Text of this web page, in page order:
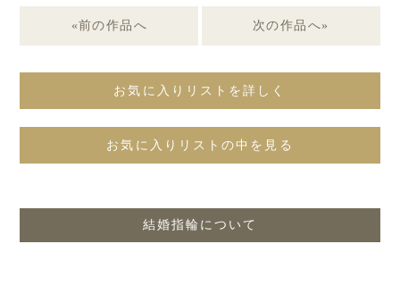
«前の作品へ 次の作品へ»
お気に入りリストを詳しく
お気に入りリストの中を見る
結婚指輪について